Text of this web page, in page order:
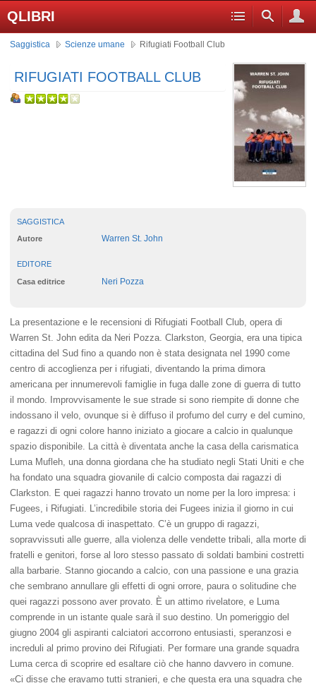
QLIBRI
Saggistica Scienze umane Rifugiati Football Club
RIFUGIATI FOOTBALL CLUB
SAGGISTICA
Autore Warren St. John
EDITORE
Casa editrice Neri Pozza
La presentazione e le recensioni di Rifugiati Football Club, opera di
Warren St. John edita da Neri Pozza. Clarkston, Georgia, era una tipica
cittadina del Sud fino a quando non è stata designata nel 1990 come
centro di accoglienza per i rifugiati, diventando la prima dimora
americana per innumerevoli famiglie in fuga dalle zone di guerra di tutto
il mondo. Improvvisamente le sue strade si sono riempite di donne che
indossano il velo, ovunque si è diffuso il profumo del curry e del cumino,
e ragazzi di ogni colore hanno iniziato a giocare a calcio in qualunque
spazio disponibile. La città è diventata anche la casa della carismatica
Luma Mufleh, una donna giordana che ha studiato negli Stati Uniti e che
ha fondato una squadra giovanile di calcio composta dai ragazzi di
Clarkston. E quei ragazzi hanno trovato un nome per la loro impresa: i
Fugees, i Rifugiati. L’incredibile storia dei Fugees inizia il giorno in cui
Luma vede qualcosa di inaspettato. C’è un gruppo di ragazzi,
sopravvissuti alle guerre, alla violenza delle vendette tribali, alla morte di
fratelli e genitori, forse al loro stesso passato di soldati bambini costretti
alla barbarie. Stanno giocando a calcio, con una passione e una grazia
che sembrano annullare gli effetti di ogni orrore, paura o solitudine che
quei ragazzi possono aver provato. È un attimo rivelatore, e Luma
comprende in un istante quale sarà il suo destino. Un pomeriggio del
giugno 2004 gli aspiranti calciatori accorrono entusiasti, speranzosi e
increduli al primo provino dei Rifugiati. Per formare una grande squadra
Luma cerca di scoprire ed esaltare ciò che hanno davvero in comune.
«Ci disse che eravamo tutti stranieri, e che questa era una squadra che